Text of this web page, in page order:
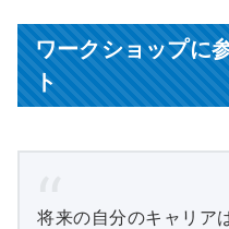
ワークショップに
ト
将来の自分のキャリア